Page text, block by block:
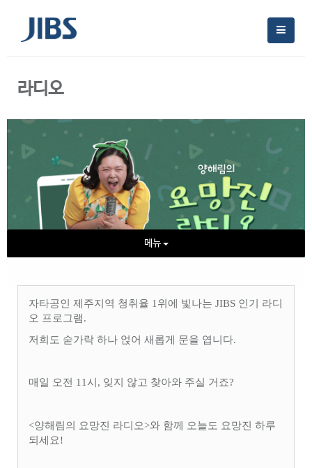
라디오
메뉴
자타공인 제주지역 청취율 1위에 빛나는 JIBS 인기 라디
오 프로그램.
저희도 숟가락 하나 얹어 새롭게 문을 엽니다.
매일 오전 11시 , 잊지 않고 찾아와 주실 거죠?
<양해림의 요망진 라디오>와 함께 오늘도 요망진 하루
되세요!